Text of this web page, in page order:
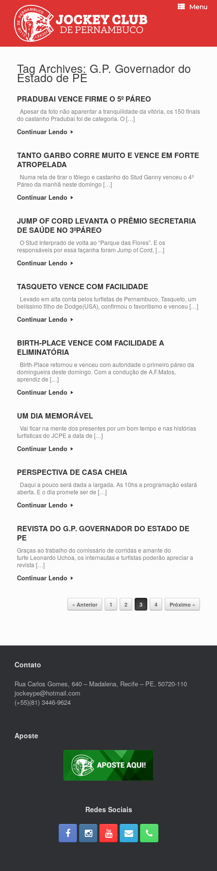
Menu
Tag Archives: G.P. Governador do
Estado de PE
PRADUBAI VENCE FIRME O 5º PÁREO
Apesar da foto não aparentar a tranquilidade da vitória, os 150 finais
do castanho Pradubai foi de categoria. O […]
Continuar Lendo
TANTO GARBO CORRE MUITO E VENCE EM FORTE
ATROPELADA
Numa reta de tirar o fôlego e castanho do Stud Ganny venceu o 4º
Páreo da manhã neste domingo […]
Continuar Lendo
JUMP OF CORD LEVANTA O PRÊMIO SECRETARIA
DE SAÚDE NO 3ºPÁREO
O Stud Interprado de volta ao “Parque das Flores”. E os
responsáveis por essa façanha foram Jump of Cord, […]
Continuar Lendo
TASQUETO VENCE COM FACILIDADE
Levado em alta conta pelos turfistas de Pernambuco, Tasqueto, um
belíssimo filho de Dodge(USA), confirmou o favoritismo e venceu […]
Continuar Lendo
BIRTH-PLACE VENCE COM FACILIDADE A
ELIMINATÓRIA
Birth-Place retornou e venceu com autoridade o primeiro páreo da
domingueira deste domingo. Com a condução de A.F.Matos,
aprendiz de […]
Continuar Lendo
UM DIA MEMORÁVEL
Vai ficar na mente dos presentes por um bom tempo e nas histórias
turfísticas do JCPE a data de […]
Continuar Lendo
PERSPECTIVA DE CASA CHEIA
Daqui a pouco será dada a largada. As 10hs a programação estará
aberta. E o dia promete ser de […]
Continuar Lendo
REVISTA DO G.P. GOVERNADOR DO ESTADO DE
PE
Graças ao trabalho do comissário de corridas e amante do
turfe Leonardo Uchoa, os internautas e turfistas poderão apreciar a
revista […]
Continuar Lendo
« Anterior 1 2 3 4 Próximo »
Contato
Rua Carlos Gomes, 640 – Madalena, Recife – PE, 50720-110
jockeype@hotmail.com
(+55)(81) 3446-9624
Aposte
Redes Sociais